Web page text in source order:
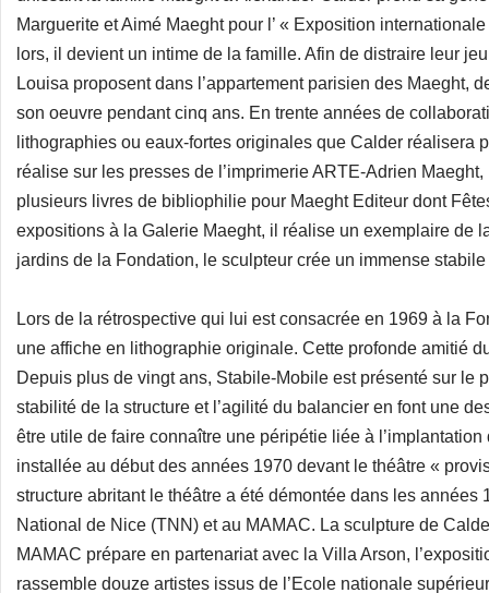
Marguerite et Aimé Maeght pour l’ « Exposition
lors, il devient un intime de la famille. Afin de distraire leur
Louisa proposent dans l’appartement parisien des Maeght,
son oeuvre pendant cinq ans. En trente années de
lithographies ou eaux-fortes originales que Calder réalisera
réalise sur les presses de l’imprimerie ARTE-Adrien
plusieurs livres de bibliophilie pour Maeght Editeur dont
expositions à la Galerie Maeght, il réalise un exemplaire de
jardins de la Fondation, le sculpteur crée un immense
Lors de la rétrospective qui lui est consacrée en 1969 à la
une affiche en lithographie originale. Cette profonde amitié
Depuis plus de vingt ans, Stabile-Mobile est présenté sur le
stabilité de la structure et l’agilité du balancier en font une
être utile de faire connaître une péripétie liée à
installée au début des années 1970 devant le théâtre «
structure abritant le théâtre a été démontée dans les
National de Nice (TNN) et au MAMAC. La sculpture de
MAMAC prépare en partenariat avec la Villa Arson,
rassemble douze artistes issus de l’Ecole nationale